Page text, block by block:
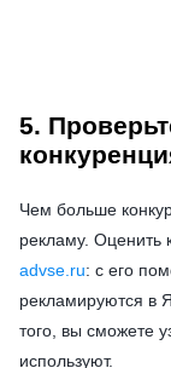
5.
Чем больше
рекламу. Оценить
advse.ru: с его
рекламируются в
того, вы сможете
используют.